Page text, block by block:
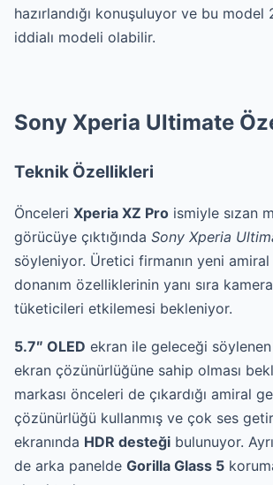
hazırlandığı konuşuluyor ve bu model
iddialı modeli olabilir.
Sony Xperia Ultimate
Teknik Özellikleri
Önceleri Xperia XZ Pro ismiyle sızan
görücüye çıktığında Sony Xperia
söyleniyor. Üretici firmanın yeni
donanım özelliklerinin yanı sıra
tüketicileri etkilemesi bekleniyor.
5.7″ OLED ekran ile geleceği söylenen
ekran çözünürlüğüne sahip olması
markası önceleri de çıkardığı amiral
çözünürlüğü kullanmış ve çok ses
ekranında HDR desteği bulunuyor.
de arka panelde Gorilla Glass 5